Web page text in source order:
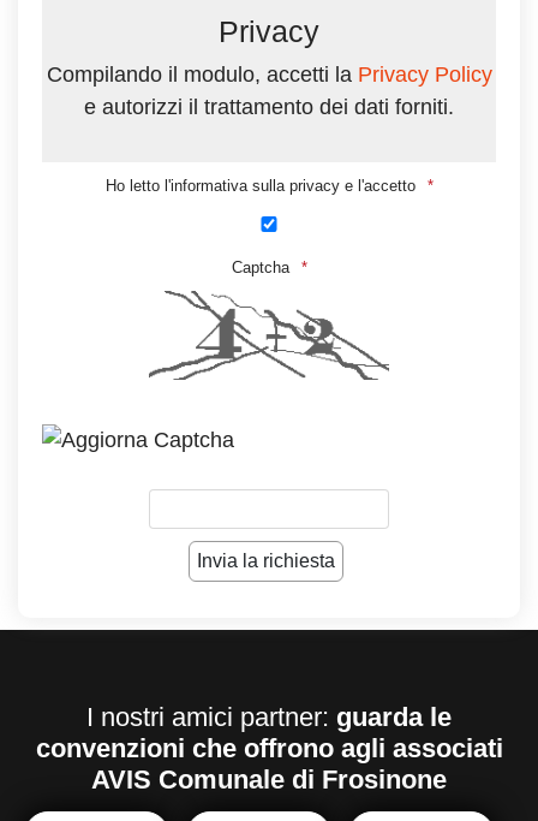
Privacy
Compilando il modulo, accetti la Privacy Policy
e autorizzi il trattamento dei dati forniti.
Ho letto l'informativa sulla privacy e l'accetto
Captcha
I nostri amici partner: guarda le
convenzioni che offrono agli associati
AVIS Comunale di Frosinone